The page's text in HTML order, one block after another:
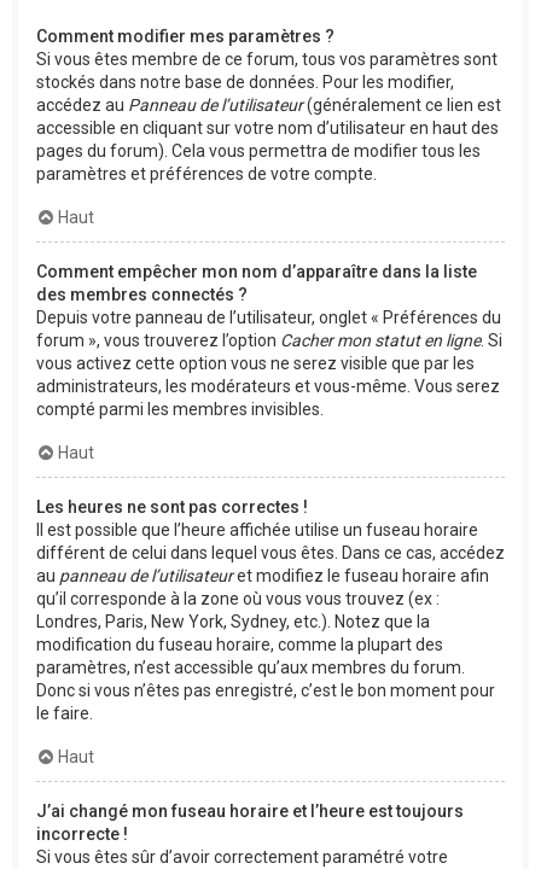
Comment modifier mes paramètres ?
Si vous êtes membre de ce forum, tous vos paramètres sont
stockés dans notre base de données. Pour les modifier,
accédez au Panneau de l’utilisateur(généralement ce lien est
accessible en cliquant sur votre nom d’utilisateur en haut des
pages du forum). Cela vous permettra de modifier tous les
paramètres et préférences de votre compte.
Haut
Comment empêcher mon nom d’apparaître dans la liste
des membres connectés ?
Depuis votre panneau de l’utilisateur, onglet « Préférences du
forum », vous trouverez l’option Cacher mon statut en ligne. Si
vous activez cette option vous ne serez visible que par les
administrateurs, les modérateurs et vous-même. Vous serez
compté parmi les membres invisibles.
Haut
Les heures ne sont pas correctes !
Il est possible que l’heure affichée utilise un fuseau horaire
différent de celui dans lequel vous êtes. Dans ce cas, accédez
au panneau de l’utilisateuret modifiez le fuseau horaire afin
qu’il corresponde à la zone où vous vous trouvez (ex :
Londres, Paris, New York, Sydney, etc.). Notez que la
modification du fuseau horaire, comme la plupart des
paramètres, n’est accessible qu’aux membres du forum.
Donc si vous n’êtes pas enregistré, c’est le bon moment pour
le faire.
Haut
J’ai changé mon fuseau horaire et l’heure est toujours
incorrecte !
Si vous êtes sûr d’avoir correctement paramétré votre